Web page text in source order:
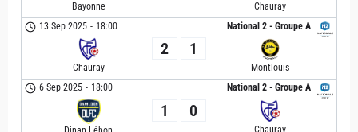
Bayonne
Chauray
National 2 - Groupe A
13 Sep 2025 - 18:00
Chauray
2 1
Montlouis
National 2 - Groupe A
6 Sep 2025 - 18:00
1 0
Chauray